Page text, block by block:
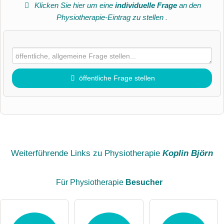
Klicken Sie hier um eineindividuelle Frage an den
Physiotherapie-Eintrag zu stellen .
öffentliche Frage stellen
E-Mail-Adresse (wird nicht veröffentlicht)
Weiterführende Links zu Physiotherapie Koplin Björn
Für Physiotherapie Besucher